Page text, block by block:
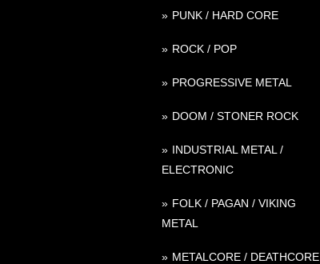
PUNK / HARD CORE
ROCK / POP
PROGRESSIVE METAL
DOOM / STONER ROCK
INDUSTRIAL METAL /
ELECTRONIC
FOLK / PAGAN / VIKING
METAL
METALCORE / DEATHCORE